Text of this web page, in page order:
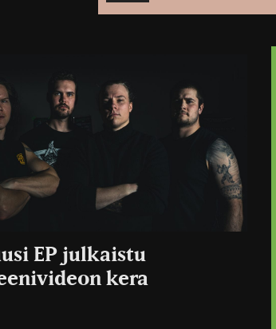
EP julkaistu
kera